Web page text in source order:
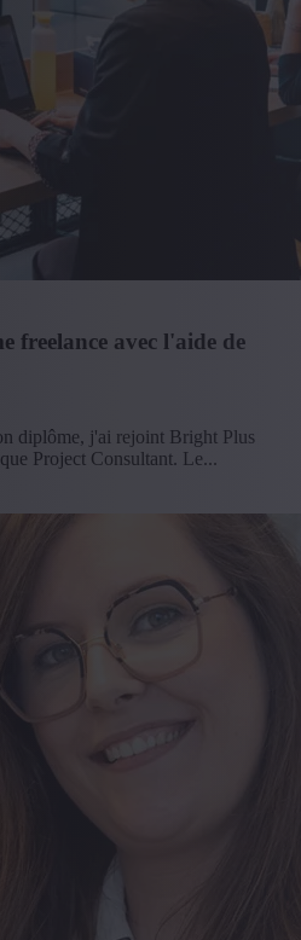
freelance avec l'aide de
diplôme, j'ai rejoint Bright Plus
Project Consultant. Le...